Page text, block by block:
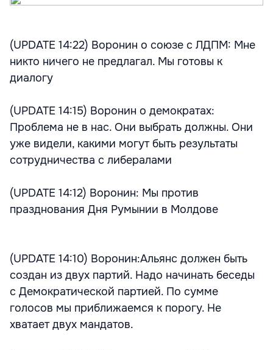
(UPDATE 14:22) Воронин о союзе с ЛДПМ: Мне
никто ничего не предлагал. Мы готовы к
диалогу
(UPDATE 14:15) Воронин о демократах:
Проблема не в нас. Они выбрать должны. Они
уже видели, какими могут быть результаты
сотрудничества с либералами
(UPDATE 14:12) Воронин: Мы против
празднования Дня Румынии в Молдове
(UPDATE 14:10) Воронин:Альянс должен быть
создан из двух партий. Надо начинать беседы
с Демократической партией. По сумме
голосов мы приближаемся к порогу. Не
хватает двух мандатов.